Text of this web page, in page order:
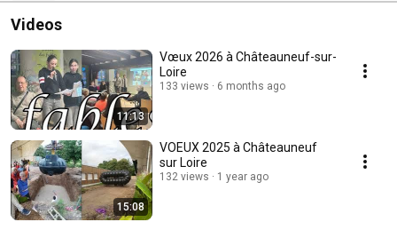
Videos
11:13
Vœux 2026 à Châteauneuf-sur-
Loire
133 views 6 months ago
15:08
VOEUX 2025 à Châteauneuf
sur Loire
132 views 1 year ago